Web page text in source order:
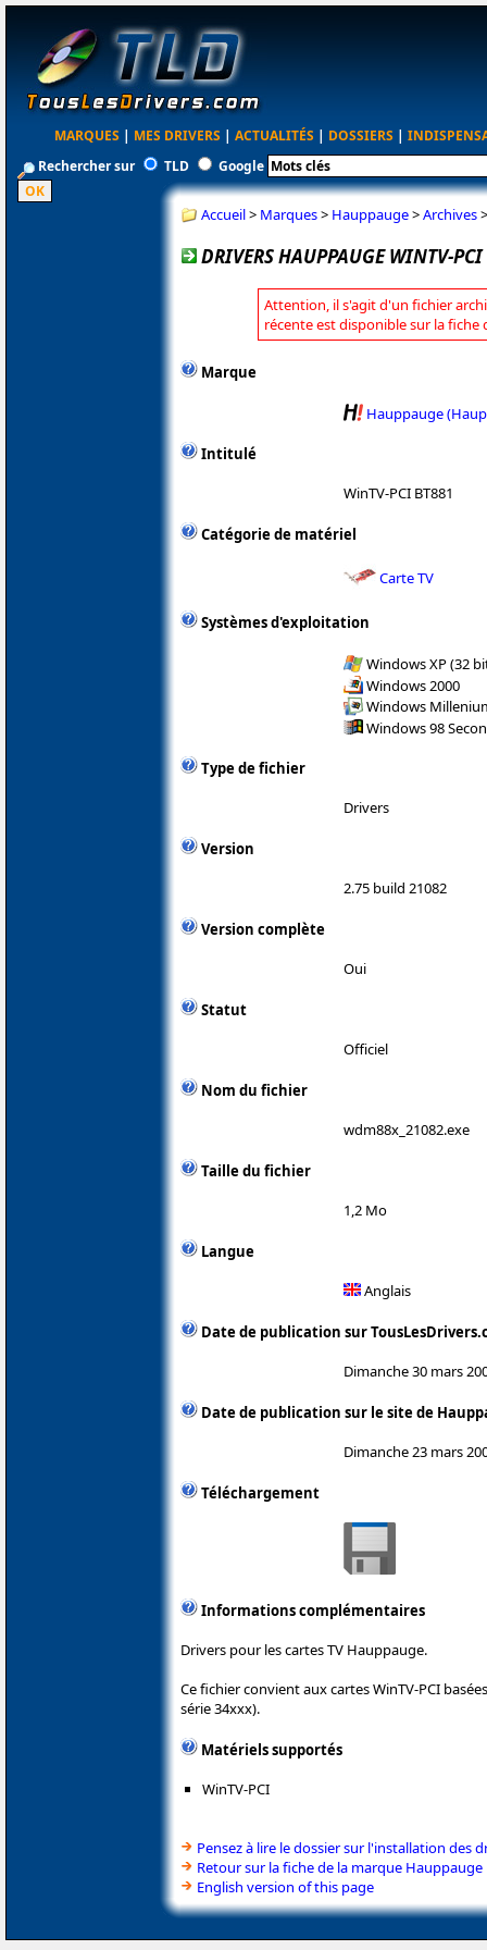
MARQUES | MES DRIVERS | ACTUALITÉS | DOSSIERS |
Rechercher sur
TLD Google
Accueil> Marques> Hauppauge>Archives
DRIVERS HAUPPAUGE WINTV-
Attention, il s'agit d'un fichier
récente est disponible sur la fiche
Marque
Hauppauge
Intitulé
WinTV-PCI BT881
Catégorie de matériel
Carte TV
Systèmes d'exploitation
Windows XP (32
Windows 2000
Windows
Windows 98
Type de fichier
Drivers
Version
2.75 build 21082
Version complète
Oui
Statut
Officiel
Nom du fichier
wdm88x_21082.exe
Taille du fichier
1,2 Mo
Langue
Anglais
Date de publication sur
Dimanche 30 mars
Date de publication sur le site de
Dimanche 23 mars
Téléchargement
Informations complémentaires
Drivers pour les cartes TV Hauppauge.
Ce fichier convient aux cartes WinTV-PCI
série 34xxx).
Matériels supportés
WinTV-PCI
Pensez à lire le dossier sur l'installation des
Retour sur la fiche de la marque Hauppauge
English version of this page